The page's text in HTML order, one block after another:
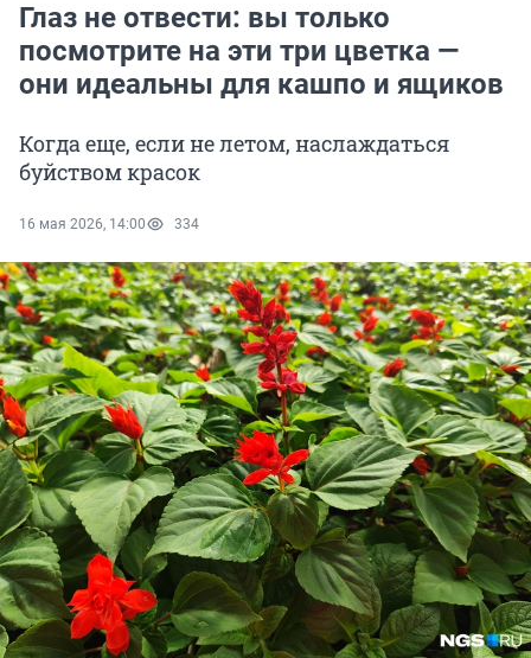
Глаз не отвести: вы только
посмотрите на эти три цветка —
они идеальны для кашпо и ящиков
Когда еще, если не летом, наслаждаться
буйством красок
16 мая 2026, 14:00 334